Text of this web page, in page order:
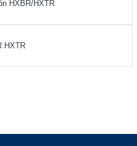
HXBR/HXTR
HXTR